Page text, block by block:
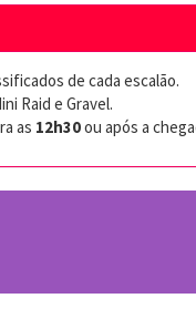
de cada escalão.
Raid e Gravel.
as 12h30ou após a